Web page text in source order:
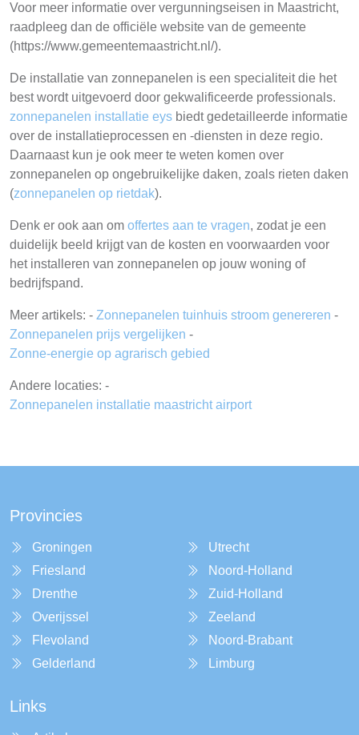
Voor meer informatie over vergunningseisen in Maastricht,
raadpleeg dan de officiële website van de gemeente
(https://www.gemeentemaastricht.nl/).
De installatie van zonnepanelen is een specialiteit die het
best wordt uitgevoerd door gekwalificeerde professionals.
zonnepanelen installatie eys biedt gedetailleerde informatie
over de installatieprocessen en -diensten in deze regio.
Daarnaast kun je ook meer te weten komen over
zonnepanelen op ongebruikelijke daken, zoals rieten daken
(zonnepanelen op rietdak).
Denk er ook aan om offertes aan te vragen, zodat je een
duidelijk beeld krijgt van de kosten en voorwaarden voor
het installeren van zonnepanelen op jouw woning of
bedrijfspand.
Meer artikels: - Zonnepanelen tuinhuis stroom genereren -
Zonnepanelen prijs vergelijken -
Zonne-energie op agrarisch gebied
Andere locaties: -
Zonnepanelen installatie maastricht airport
Provincies
Groningen
Friesland
Drenthe
Overijssel
Flevoland
Gelderland
Utrecht
Noord-Holland
Zuid-Holland
Zeeland
Noord-Brabant
Limburg
Links